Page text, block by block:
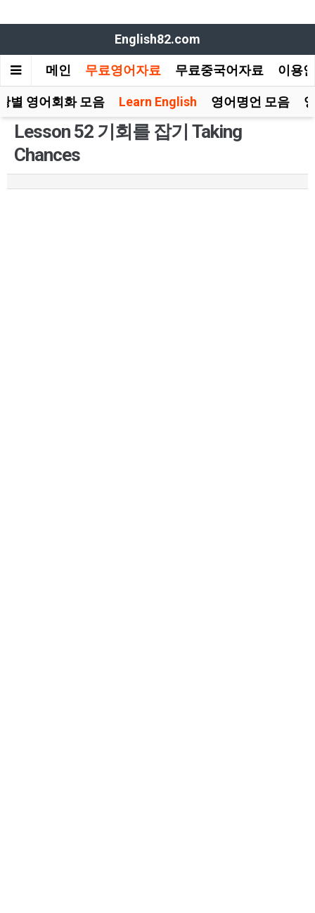
English82.com
메인 무료영어자료 무료중국어자료 이용
별 영어회화 모음 Learn English 영어명언 모음
Lesson 52 기회를 잡기 Taking
Chances